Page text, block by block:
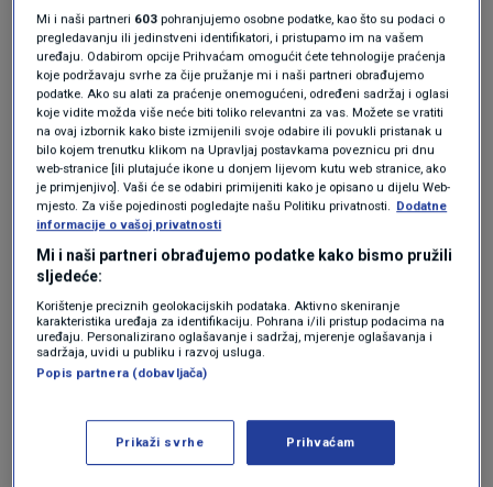
znakove plijesni brašno treba baciti jer je to
siguran znak da je izloženo vlazi.
Također, brašno može promijeniti boju. Ako
vidite žućkastu nijansu brašna, to je znak da je
ulje užeglo.
Višenamjensko brašno i druga rafinirana bijela
brašna trebala bi biti svijetle bijele boje, brašno
od cjelovitog zrna je pješčano smeđe boje, a
bademovo je prljavo bijele boje.
Brašno odmah bacite ako su u njemu insekti
Mi i naši partneri 603 pohranjujemo osobne podatke, kao što su podaci o
pregledavanju ili jedinstveni identifikatori, i pristupamo im na vašem
uređaju. Odabirom opcije Prihvaćam omogućit ćete tehnologije praćenja
koje podržavaju svrhe za čije pružanje mi i naši partneri obrađujemo
podatke. Ako su alati za praćenje onemogućeni, određeni sadržaj i oglasi
koje vidite možda više neće biti toliko relevantni za vas. Možete se vratiti
na ovaj izbornik kako biste izmijenili svoje odabire ili povukli pristanak u
bilo kojem trenutku klikom na Upravljaj postavkama poveznicu pri dnu
web-stranice [ili plutajuće ikone u donjem lijevom kutu web stranice, ako
je primjenjivo]. Vaši će se odabiri primijeniti kako je opisano u dijelu Web-
mjesto. Za više pojedinosti pogledajte našu Politiku privatnosti.
Dodatne
informacije o vašoj privatnosti
Mi i naši partneri obrađujemo podatke kako bismo pružili
sljedeće:
Korištenje preciznih geolokacijskih podataka. Aktivno skeniranje
karakteristika uređaja za identifikaciju. Pohrana i/ili pristup podacima na
uređaju. Personalizirano oglašavanje i sadržaj, mjerenje oglašavanja i
sadržaja, uvidi u publiku i razvoj usluga.
Popis partnera (dobavljača)
Prikaži svrhe Prihvaćam